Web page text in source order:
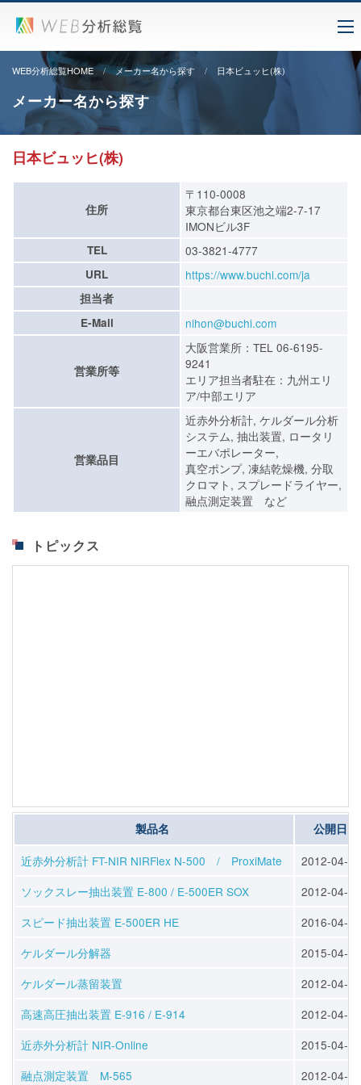
WEB分析総覧HOME メーカー名から探す 日本ビュッヒ(株)
メーカー名から探す
日本ビュッヒ(株)
住所
〒110-0008
東京都台東区池之端2-7-17
IMONビル3F
TEL 03-3821-4777
URL https://www.buchi.com/ja
担当者
E-Mail
nihon@buchi.com
営業所等
大阪営業所：TEL 06-6195-
9241
エリア担当者駐在：九州エリ
ア/中部エリア
営業品目
近赤外分析計, ケルダール分析
システム, 抽出装置, ロータリ
ーエバポレーター,
真空ポンプ, 凍結乾燥機, 分取
クロマト, スプレードライヤー,
融点測定装置 など
トピックス
製品名 公開日
近赤外分析計 FT-NIR NIRFlex N-500 / ProxiMate
2012-04-23
ソックスレー抽出装置 E-800 / E-500ER SOX
2012-04-25
スピード抽出装置 E-500ER HE
2016-04-13
ケルダール分解器
2015-04-10
ケルダール蒸留装置
2012-04-25
高速高圧抽出装置 E-916 / E-914
2012-04-25
近赤外分析計 NIR-Online
2015-04-10
融点測定装置 M-565
2012-04-23